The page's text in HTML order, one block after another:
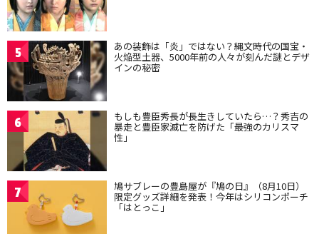
5 あの装飾は「炎」ではない？縄文時代の国宝・
火焔型土器、5000年前の人々が刻んだ謎とデザ
インの秘密
6 もしも豊臣秀長が長生きしていたら…？秀吉の
暴走と豊臣家滅亡を防げた「最強のカリスマ
性」
7 鳩サブレーの豊島屋が『鳩の日』（8月10日）
限定グッズ詳細を発表！今年はシリコンポーチ
「はとっこ」